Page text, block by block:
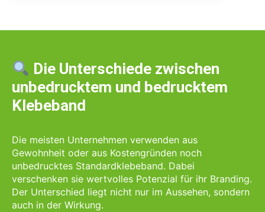
Die Unterschiede zwischen
unbedrucktem und bedrucktem
Klebeband
Die meisten Unternehmen verwenden aus
Gewohnheit oder aus Kostengründen noch
unbedrucktes Standardklebeband. Dabei
verschenken sie wertvolles Potenzial für ihr Branding.
Der Unterschied liegt nicht nur im Aussehen, sondern
auch in der Wirkung.